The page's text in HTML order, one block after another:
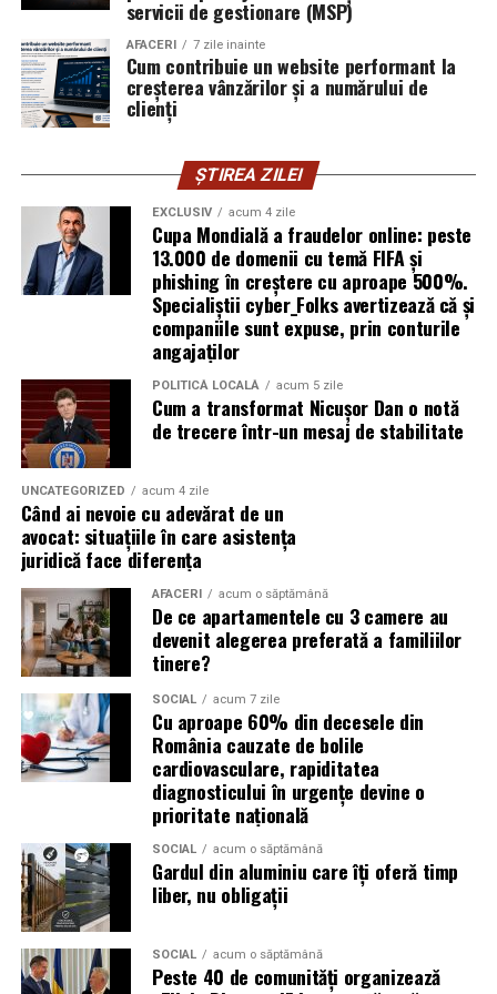
explică Horațiu Șimon, Chief Technology Officer
cyber_Folks România.
Subiectul a fost semnalat și de FBI, care a inclus în
informările din ultima lună amenințările asociate
operațiuni de dezinformare.
Avertismentele publice s-au concentrat în principal
asupra fanilor și infrastructurii orașelor gazdă, însă
specialiștii atrag atenția că firmele pot fi afectate
inclusiv atunci când nu au nicio legătură directă cu
industria sportului, turismului sau vânzarea de bilete.
Atacurile sunt mai eficiente în contextul
evenimentelor globale
Campaniile de phishing asociate evenimentelor
importante profită de interesul public ridicat, de
presiunea timpului și de teama utilizatorilor că ar putea
pierde o ofertă sau o oportunitate. Mesajele care anunță
ultimele bilete disponibile, acces limitat la o transmisie
sau câștigarea unui premiu pot determina utilizatorii să
reacționeze înainte de a verifica sursa.
Turneul se încheie pe 19 iulie, iar specialiștii anticipează
o intensificare a activității frauduloase în perioada
finalei. Printre cele mai utilizate pretexte se numără
transmisiunile pirat, biletele revândute, pariurile,
tombolele, concursurile și falsele oferte de călătorie.
Pentru a răspunde riscurilor tot mai complexe,
cyber_Folks a lansat la finalul lunii iunie robo_Folks,
primul asistent AI integrat într-un panou de hosting
din România. Acesta poate efectua, la cererea
utilizatorului, un audit al securității site-ului, care
include verificarea certificatelor SSL, a configurărilor
DNS și a sistemelor SPF, DKIM și DMARC utilizate
servicii de gestionare (MSP)
AFACERI 7 zile inainte
Cum contribuie un website performant la
creșterea vânzărilor și a numărului de
clienți
ȘTIREA ZILEI
EXCLUSIV acum 4 zile
Cupa Mondială a fraudelor online: peste
13.000 de domenii cu temă FIFA și
phishing în creștere cu aproape 500%.
Specialiștii cyber_Folks avertizează că și
companiile sunt expuse, prin conturile
angajaților
POLITICĂ LOCALĂ acum 5 zile
Cum a transformat Nicușor Dan o notă
de trecere într-un mesaj de stabilitate
UNCATEGORIZED acum 4 zile
Când ai nevoie cu adevărat de un
avocat: situațiile în care asistența
juridică face diferența
AFACERI acum o săptămână
De ce apartamentele cu 3 camere au
devenit alegerea preferată a familiilor
tinere?
SOCIAL acum 7 zile
Cu aproape 60% din decesele din
România cauzate de bolile
cardiovasculare, rapiditatea
diagnosticului în urgențe devine o
prioritate națională
SOCIAL acum o săptămână
Gardul din aluminiu care îți oferă timp
liber, nu obligații
SOCIAL acum o săptămână
Peste 40 de comunități organizează